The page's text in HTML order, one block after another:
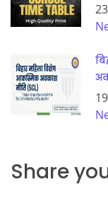
Share